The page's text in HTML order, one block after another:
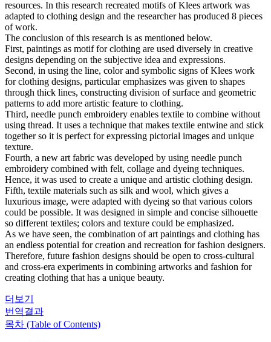
resources. In this research recreated motifs of Klees artwork was
adapted to clothing design and the researcher has produced 8 pieces
of work.
The conclusion of this research is as mentioned below.
First, paintings as motif for clothing are used diversely in creative
designs depending on the subjective idea and expressions.
Second, in using the line, color and symbolic signs of Klees work
for clothing designs, particular emphasizes was given to shapes
through thick lines, constructing division of surface and geometric
patterns to add more artistic feature to clothing.
Third, needle punch embroidery enables textile to combine without
using thread. It uses a technique that makes textile entwine and stick
together so it is perfect for expressing pictorial images and unique
texture.
Fourth, a new art fabric was developed by using needle punch
embroidery combined with felt, collage and dyeing techniques.
Hence, it was used to create a unique and artistic clothing design.
Fifth, textile materials such as silk and wool, which gives a
luxurious image, were adapted with dyeing so that various colors
could be possible. It was designed in simple and concise silhouette
so different textiles; colors and texture could be emphasized.
As we have seen, the combination of art paintings and clothing has
an endless potential for creation and recreation for fashion designers.
Therefore, future fashion designs should be open to cross-cultural
and cross-era experiments in combining artworks and fashion for
creating clothing that has a unique beauty.
더보기
번역결과
목차 (Table of Contents)